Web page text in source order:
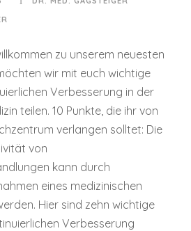
zu unserem neuesten
wir mit euch wichtige
Verbesserung in der
teilen. 10 Punkte, die ihr von
verlangen solltet: Die
von
kann durch
eines medizinischen
Hier sind zehn wichtige
Verbesserung